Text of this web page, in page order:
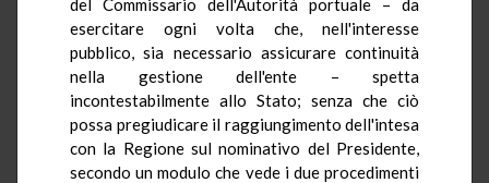
del Commissario dell'Autorità portuale – da
esercitare ogni volta che, nell'interesse
pubblico, sia necessario assicurare continuità
nella gestione dell'ente – spetta
incontestabilmente allo Stato; senza che ciò
possa pregiudicare il raggiungimento dell'intesa
con la Regione sul nominativo del Presidente,
secondo un modulo che vede i due procedimenti